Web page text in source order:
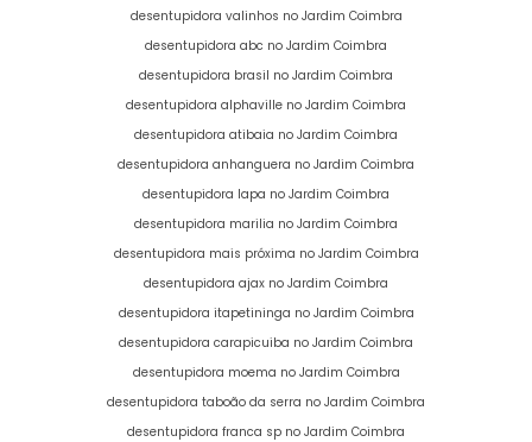
desentupidora valinhos no Jardim Coimbra
desentupidora abc no Jardim Coimbra
desentupidora brasil no Jardim Coimbra
desentupidora alphaville no Jardim Coimbra
desentupidora atibaia no Jardim Coimbra
desentupidora anhanguera no Jardim Coimbra
desentupidora lapa no Jardim Coimbra
desentupidora marilia no Jardim Coimbra
desentupidora mais próxima no Jardim Coimbra
desentupidora ajax no Jardim Coimbra
desentupidora itapetininga no Jardim Coimbra
desentupidora carapicuiba no Jardim Coimbra
desentupidora moema no Jardim Coimbra
desentupidora taboão da serra no Jardim Coimbra
desentupidora franca sp no Jardim Coimbra